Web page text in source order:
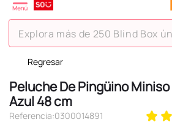
Explora más de 250 Blind Box únicos
Regresar
Peluche De Pingüino
Azul 48 cm
Referencia:0300014891
TÉRMINOS MÁS BUSCADOS
1.
hello kitty
2.
spiderman